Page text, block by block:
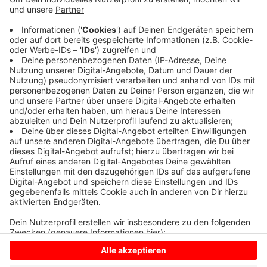
Die Feuerwehr brauchte knapp anderthalb Stunden
den Brand zu löschen. Traktoren und andere
Maschinen sind wegen der Ernte gerade im
Dauereinsatz. Unter anderem durch Schmutz und
Staub können Teile heiß laufen. Im Moment häufen
sich deshalb solche Brände.
Anzeige